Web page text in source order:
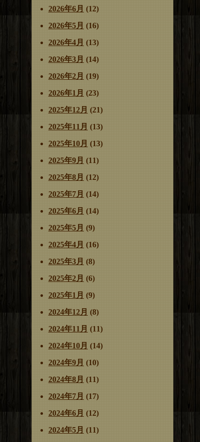
2026年6月 (12)
2026年5月 (16)
2026年4月 (13)
2026年3月 (14)
2026年2月 (19)
2026年1月 (23)
2025年12月 (21)
2025年11月 (13)
2025年10月 (13)
2025年9月 (11)
2025年8月 (12)
2025年7月 (14)
2025年6月 (14)
2025年5月 (9)
2025年4月 (16)
2025年3月 (8)
2025年2月 (6)
2025年1月 (9)
2024年12月 (8)
2024年11月 (11)
2024年10月 (14)
2024年9月 (10)
2024年8月 (11)
2024年7月 (17)
2024年6月 (12)
2024年5月 (11)